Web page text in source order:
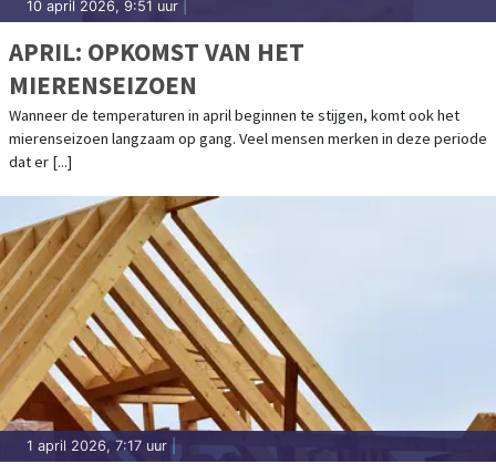
10 april 2026, 9:51 uur
APRIL: OPKOMST VAN HET
MIERENSEIZOEN
Wanneer de temperaturen in april beginnen te stijgen, komt ook het
mierenseizoen langzaam op gang. Veel mensen merken in deze periode
dat er [...]
1 april 2026, 7:17 uur